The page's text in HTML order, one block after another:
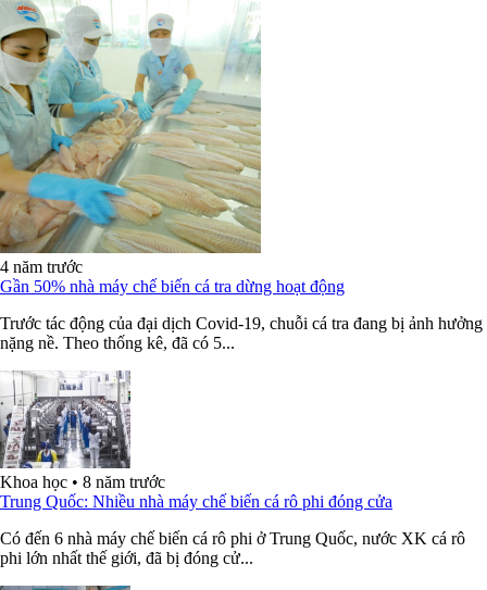
4 năm trước
Gần 50% nhà máy chế biến cá tra dừng hoạt động
Trước tác động của đại dịch Covid-19, chuỗi cá tra đang bị ảnh hưởng
nặng nề. Theo thống kê, đã có 5...
Khoa học • 8 năm trước
Trung Quốc: Nhiều nhà máy chế biến cá rô phi đóng cửa
Có đến 6 nhà máy chế biến cá rô phi ở Trung Quốc, nước XK cá rô
phi lớn nhất thế giới, đã bị đóng cử...